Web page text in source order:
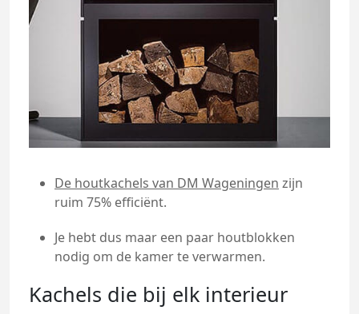
De houtkachels van DM Wageningen zijn
ruim 75% efficiënt.
Je hebt dus maar een paar houtblokken
nodig om de kamer te verwarmen.
Kachels die bij elk interieur